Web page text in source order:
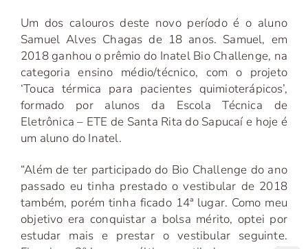
Um dos calouros deste novo período é o aluno
Samuel Alves Chagas de 18 anos. Samuel, em
2018 ganhou o prêmio do Inatel Bio Challenge, na
categoria ensino médio/técnico, com o projeto
‘Touca térmica para pacientes quimioterápicos’,
formado por alunos da Escola Técnica de
Eletrônica – ETE de Santa Rita do Sapucaí e hoje é
um aluno do Inatel.
“Além de ter participado do Bio Challenge do ano
passado eu tinha prestado o vestibular de 2018
também, porém tinha ficado 14ª lugar. Como meu
objetivo era conquistar a bolsa mérito, optei por
estudar mais e prestar o vestibular seguinte.